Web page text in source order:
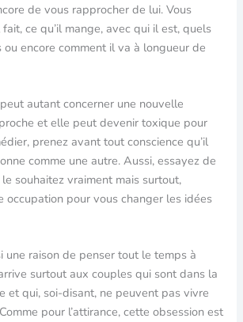
de vous rapprocher de lui. Vous
fait, ce qu’il mange, avec qui il est, quels
ou encore comment il va à longueur de
autant concerner une nouvelle
et elle peut devenir toxique pour
prenez avant tout conscience qu’il
comme une autre. Aussi, essayez de
le souhaitez vraiment mais surtout,
occupation pour vous changer les idées
une raison de penser tout le temps à
surtout aux couples qui sont dans la
et qui, soi-disant, ne peuvent pas vivre
Comme pour l’attirance, cette obsession est